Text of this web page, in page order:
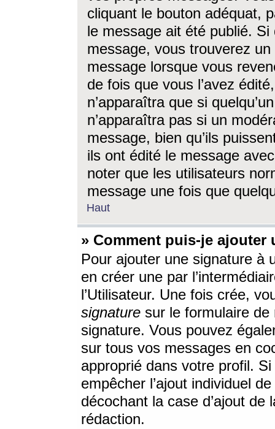
cliquant le bouton adéquat,
le message ait été publié. Si
message, vous trouverez
message lorsque vous
de fois que vous l’avez
n’apparaîtra que si
n’apparaîtra pas si un
message, bien qu’ils
ils ont édité le message
noter que les utilisateurs
message une fois que
Haut
» Comment puis-je ajouter
Pour ajouter une signature à
en créer une par
l’Utilisateur. Une fois crée,
signature sur le formulaire de
signature. Vous pouvez
sur tous vos messages en
approprié dans votre profil.
empêcher l’ajout individuel
décochant la case d’ajout
rédaction.